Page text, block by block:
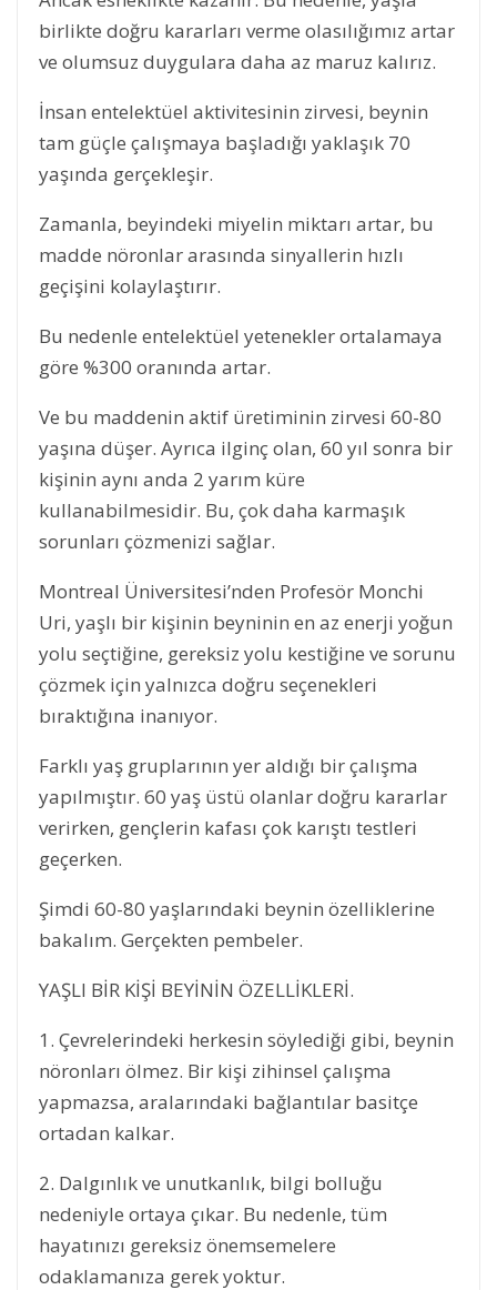
birlikte doğru kararları verme olasılığımız artar
ve olumsuz duygulara daha az maruz kalırız.
İnsan entelektüel aktivitesinin zirvesi, beynin
tam güçle çalışmaya başladığı yaklaşık 70
yaşında gerçekleşir.
Zamanla, beyindeki miyelin miktarı artar, bu
madde nöronlar arasında sinyallerin hızlı
geçişini kolaylaştırır.
Bu nedenle entelektüel yetenekler ortalamaya
göre %300 oranında artar.
Ve bu maddenin aktif üretiminin zirvesi 60-80
yaşına düşer. Ayrıca ilginç olan, 60 yıl sonra bir
kişinin aynı anda 2 yarım küre
kullanabilmesidir. Bu, çok daha karmaşık
sorunları çözmenizi sağlar.
Montreal Üniversitesi’nden Profesör Monchi
Uri, yaşlı bir kişinin beyninin en az enerji yoğun
yolu seçtiğine, gereksiz yolu kestiğine ve sorunu
çözmek için yalnızca doğru seçenekleri
bıraktığına inanıyor.
Farklı yaş gruplarının yer aldığı bir çalışma
yapılmıştır. 60 yaş üstü olanlar doğru kararlar
verirken, gençlerin kafası çok karıştı testleri
geçerken.
Şimdi 60-80 yaşlarındaki beynin özelliklerine
bakalım. Gerçekten pembeler.
YAŞLI BİR KİŞİ BEYİNİN ÖZELLİKLERİ.
1. Çevrelerindeki herkesin söylediği gibi, beynin
nöronları ölmez. Bir kişi zihinsel çalışma
yapmazsa, aralarındaki bağlantılar basitçe
ortadan kalkar.
2. Dalgınlık ve unutkanlık, bilgi bolluğu
nedeniyle ortaya çıkar. Bu nedenle, tüm
hayatınızı gereksiz önemsemelere
odaklamanıza gerek yoktur.